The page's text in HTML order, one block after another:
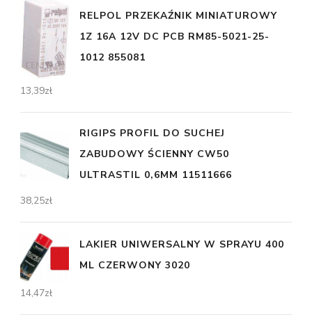
RELPOL PRZEKAŹNIK MINIATUROWY
1Z 16A 12V DC PCB RM85-5021-25-
1012 855081
13,39zł
RIGIPS PROFIL DO SUCHEJ
ZABUDOWY ŚCIENNY CW50
ULTRASTIL 0,6MM 11511666
38,25zł
LAKIER UNIWERSALNY W SPRAYU 400
ML CZERWONY 3020
14,47zł